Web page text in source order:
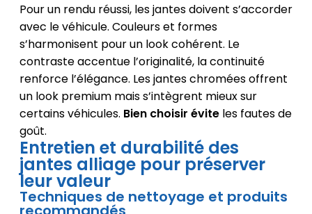
Pour un rendu réussi, les jantes doivent s’accorder
avec le véhicule. Couleurs et formes
s’harmonisent pour un look cohérent. Le
contraste accentue l’originalité, la continuité
renforce l’élégance. Les jantes chromées offrent
un look premium mais s’intègrent mieux sur
certains véhicules. Bien choisir éviteles fautes de
goût.
Entretien et durabilité des
jantes alliage pour préserver
leur valeur
Techniques de nettoyage et produits